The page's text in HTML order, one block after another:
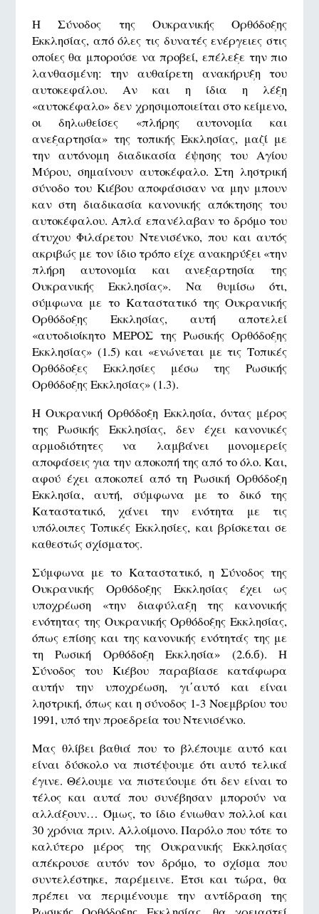
Η Σύνοδος της Ουκρανικής Ορθόδοξης
Εκκλησίας, από όλες τις δυνατές ενέργειες στις
οποίες θα μπορούσε να προβεί, επέλεξε την πιο
λανθασμένη: την αυθαίρετη ανακήρυξη του
αυτοκεφάλου. Αν και η ίδια η λέξη
«αυτοκέφαλο» δεν χρησιμοποιείται στο κείμενο,
οι δηλωθείσες «πλήρης αυτονομία και
ανεξαρτησία» της τοπικής Εκκλησίας, μαζί με
την αυτόνομη διαδικασία έψησης του Αγίου
Μύρου, σημαίνουν αυτοκέφαλο. Στη ληστρική
σύνοδο του Κιέβου αποφάσισαν να μην μπουν
καν στη διαδικασία κανονικής απόκτησης του
αυτοκέφαλου. Απλά επανέλαβαν το δρόμο του
άτυχου Φιλάρετου Ντενισένκο, που και αυτός
ακριβώς με τον ίδιο τρόπο είχε ανακηρύξει «την
πλήρη αυτονομία και ανεξαρτησία της
Ουκρανικής Εκκλησίας». Να θυμίσω ότι,
σύμφωνα με το Καταστατικό της Ουκρανικής
Ορθόδοξης Εκκλησίας, αυτή αποτελεί
«αυτοδιοίκητο ΜΕΡΟΣ της Ρωσικής Ορθόδοξης
Εκκλησίας» (1.5) και «ενώνεται με τις Τοπικές
Ορθόδοξες Εκκλησίες μέσω της Ρωσικής
Ορθόδοξης Εκκλησίας» (1.3).
Η Ουκρανική Ορθόδοξη Εκκλησία, όντας μέρος
της Ρωσικής Εκκλησίας, δεν έχει κανονικές
αρμοδιότητες να λαμβάνει μονομερείς
αποφάσεις για την αποκοπή της από το όλο. Και,
αφού έχει αποκοπεί από τη Ρωσική Ορθόδοξη
Εκκλησία, αυτή, σύμφωνα με το δικό της
Καταστατικό, χάνει την ενότητα με τις
υπόλοιπες Τοπικές Εκκλησίες, και βρίσκεται σε
καθεστώς σχίσματος.
Σύμφωνα με το Καταστατικό, η Σύνοδος της
Ουκρανικής Ορθόδοξης Εκκλησίας έχει ως
υποχρέωση «την διαφύλαξη της κανονικής
ενότητας της Ουκρανικής Ορθόδοξης Εκκλησίας,
όπως επίσης και της κανονικής ενότητάς της με
τη Ρωσική Ορθόδοξη Εκκλησία» (2.6.б). Η
Σύνοδος του Κιέβου παραβίασε κατάφωρα
αυτήν την υποχρέωση, γι΄αυτό και είναι
ληστρική, όπως και η σύνοδος 1-3 Νοεμβρίου του
1991, υπό την προεδρεία του Ντενισένκο.
Μας θλίβει βαθιά που το βλέπουμε αυτό και
είναι δύσκολο να πιστέψουμε ότι αυτό τελικά
έγινε. Θέλουμε να πιστεύουμε ότι δεν είναι το
τέλος και αυτά που συνέβησαν μπορούν να
αλλάξουν… Όμως, το ίδιο ένιωθαν πολλοί και
30 χρόνια πριν. Αλλοίμονο. Παρόλο που τότε το
καλύτερο μέρος της Ουκρανικής Εκκλησίας
απέκρουσε αυτόν τον δρόμο, το σχίσμα που
συντελέστηκε, παρέμεινε. Έτσι και τώρα, θα
πρέπει να περιμένουμε την αντίδραση της